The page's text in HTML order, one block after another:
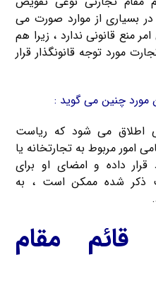
بسیاری از موارد صورت می
منع قانونی ندارد ، زیرا هم
مورد توجه قانونگذار قرار
اطلاق می شود که ریاست
امور مربوط به تجارتخانه یا
داده و امضای او برای
ذکر شده ممکن است ، به
مقام